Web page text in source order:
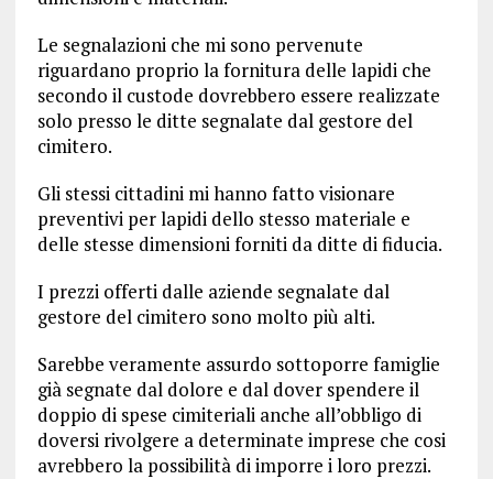
Le segnalazioni che mi sono pervenute
riguardano proprio la fornitura delle lapidi che
secondo il custode dovrebbero essere realizzate
solo presso le ditte segnalate dal gestore del
cimitero.
Gli stessi cittadini mi hanno fatto visionare
preventivi per lapidi dello stesso materiale e
delle stesse dimensioni forniti da ditte di fiducia.
I prezzi offerti dalle aziende segnalate dal
gestore del cimitero sono molto più alti.
Sarebbe veramente assurdo sottoporre famiglie
già segnate dal dolore e dal dover spendere il
doppio di spese cimiteriali anche all’obbligo di
doversi rivolgere a determinate imprese che cosi
avrebbero la possibilità di imporre i loro prezzi.